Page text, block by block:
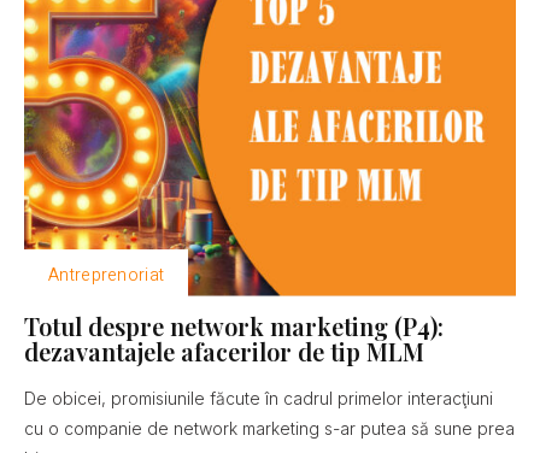
Antreprenoriat
Totul despre network marketing (P4):
dezavantajele afacerilor de tip MLM
De obicei, promisiunile făcute în cadrul primelor interacţiuni
cu o companie de network marketing s-ar putea să sune prea